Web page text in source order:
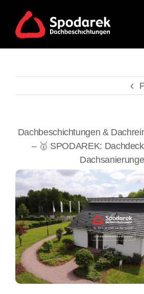
content
Dachbeschichtungen &
– 🥇 SPODAREK: